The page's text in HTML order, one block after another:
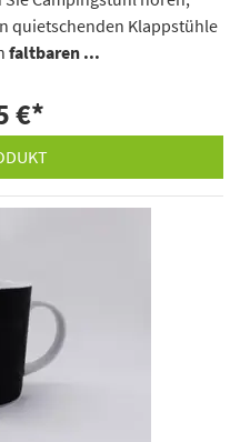
quietschenden Klappstühle
faltbaren ...
€*